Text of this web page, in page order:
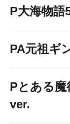
P大海物語
PA元祖ギ
Pとある
ver.